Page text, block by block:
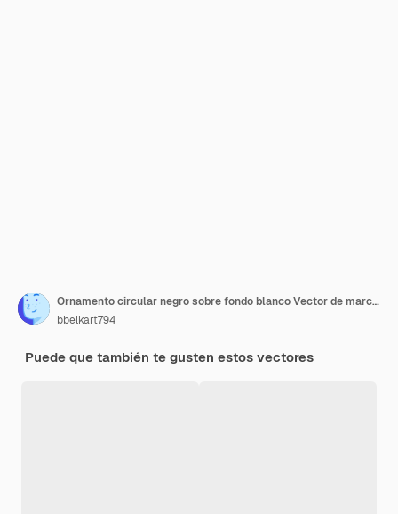
Ornamento circular negro sobre fondo blanco Vector de marco estampado de estilo damasco
bbelkart794
Puede que también te gusten estos vectores